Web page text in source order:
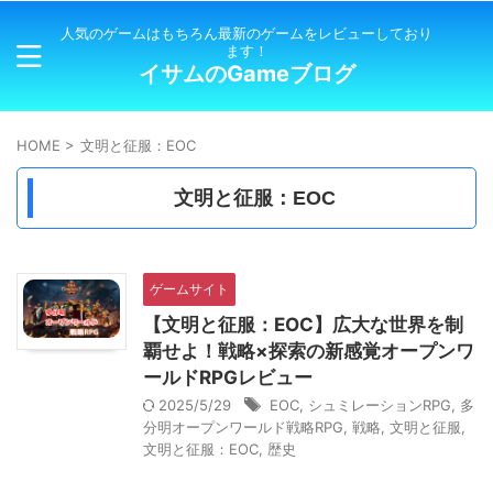
人気のゲームはもちろん最新のゲームをレビューしており
ます！
イサムのGameブログ
HOME > 文明と征服：EOC
文明と征服：EOC
ゲームサイト
【文明と征服：EOC】広大な世界を制
覇せよ！戦略×探索の新感覚オープンワ
ールドRPGレビュー
2025/5/29 EOC シュミレーションRPG
多
分明オープンワールド戦略RPG 戦略 文明と征服
文明と征服：EOC 歴史